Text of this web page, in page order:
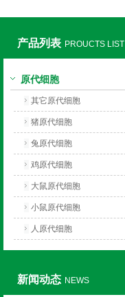
产品列表 PROUCTS LIST
原代细胞
其它原代细胞
猪原代细胞
兔原代细胞
鸡原代细胞
大鼠原代细胞
小鼠原代细胞
人原代细胞
新闻动态 NEWS